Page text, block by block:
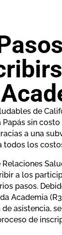
de
sin
a una
todos los
Relaciones
a los
pasos.
Academia
asistencia,
de